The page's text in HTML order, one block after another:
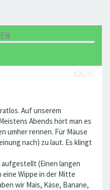
#26797
Auf unserem
Abends hört man es
umher rennen. Für Mäuse
nach) zu laut. Es klingt
(Einen langen
Wippe in der Mitte
wir Mais, Käse, Banane,